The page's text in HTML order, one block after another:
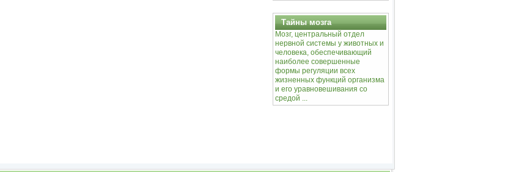
Тайны мозга
Мозг, центральный отдел
нервной системы у животных и
человека, обеспечивающий
наиболее совершенные
формы регуляции всех
жизненных функций организма
и его уравновешивания со
средой ...